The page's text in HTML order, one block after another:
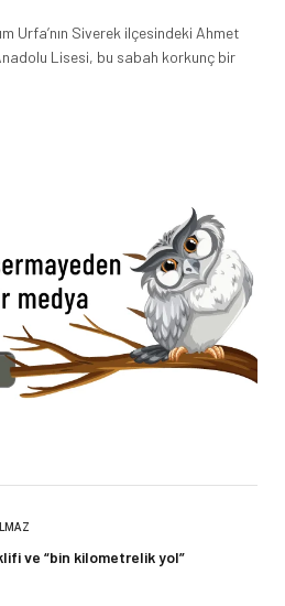
Urfa’nın Siverek ilçesindeki Ahmet
Lisesi, bu sabah korkunç bir
ve “bin kilometrelik yol”